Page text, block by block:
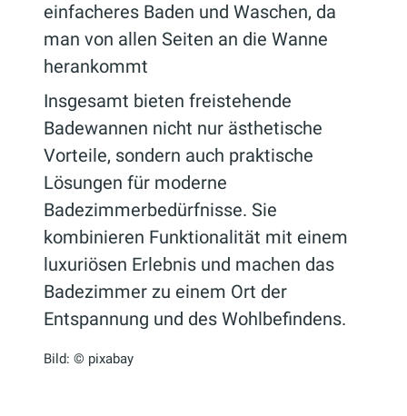
einfacheres Baden und Waschen, da
man von allen Seiten an die Wanne
herankommt
Insgesamt bieten freistehende
Badewannen nicht nur ästhetische
Vorteile, sondern auch praktische
Lösungen für moderne
Badezimmerbedürfnisse. Sie
kombinieren Funktionalität mit einem
luxuriösen Erlebnis und machen das
Badezimmer zu einem Ort der
Entspannung und des Wohlbefindens.
Bild: © pixabay